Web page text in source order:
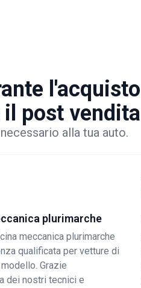
l'acquisto
il post vendita
alla tua auto.
plurimarche
meccanica plurimarche
qualificata per vetture di
Grazie
dei nostri tecnici e